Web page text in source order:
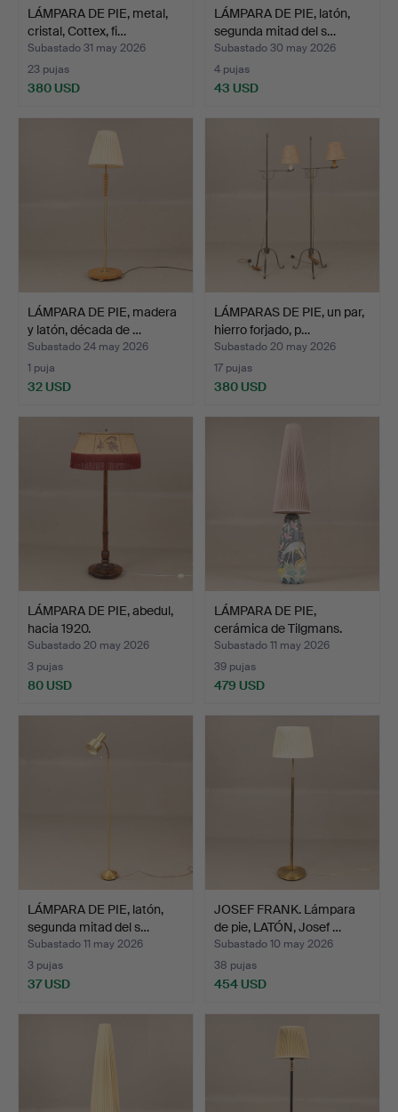
LÁMPARA DE PIE, metal,
cristal, Cottex, fi…
Subastado 31 may 2026
23 pujas
380 USD
LÁMPARA DE PIE, latón,
segunda mitad del s…
Subastado 30 may 2026
4 pujas
43 USD
LÁMPARA DE PIE, madera
y latón, década de …
Subastado 24 may 2026
1 puja
32 USD
LÁMPARAS DE PIE, un par,
hierro forjado, p…
Subastado 20 may 2026
17 pujas
380 USD
LÁMPARA DE PIE, abedul,
hacia 1920.
Subastado 20 may 2026
3 pujas
80 USD
LÁMPARA DE PIE,
cerámica de Tilgmans.
Subastado 11 may 2026
39 pujas
479 USD
LÁMPARA DE PIE, latón,
segunda mitad del s…
Subastado 11 may 2026
3 pujas
37 USD
JOSEF FRANK. Lámpara
de pie, LATÓN, Josef …
Subastado 10 may 2026
38 pujas
454 USD